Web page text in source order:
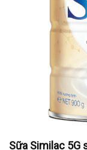
Sữa Similac 5G